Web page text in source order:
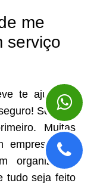
me
serviço
te ajudar a
Se você
Muitas
empresas de
organizar o
tudo seja feito